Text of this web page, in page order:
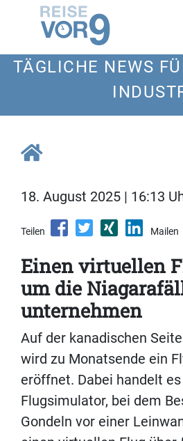
TÄGLICHE NEWS
18. August 2025 | 16:13
Teilen Mailen
Einen virtuellen
um die
unternehmen
Auf der kanadischen
wird zu Monatsende ein
eröffnet. Dabei handelt
Flugsimulator, bei dem
Gondeln vor einer